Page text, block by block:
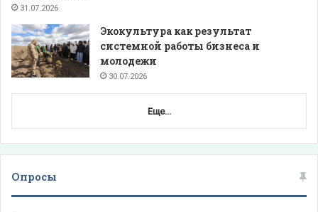
31.07.2026
Экокультура как результат
системной работы бизнеса и
молодежи
30.07.2026
Еще...
Опросы